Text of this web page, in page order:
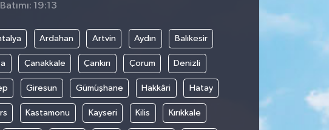
19:13
Ardahan Artvin Aydın Balıkesir
Çanakkale Çankırı Çorum Denizli
Giresun Gümüşhane Hakkâri Hatay
Kastamonu Kayseri Kilis Kırıkkale